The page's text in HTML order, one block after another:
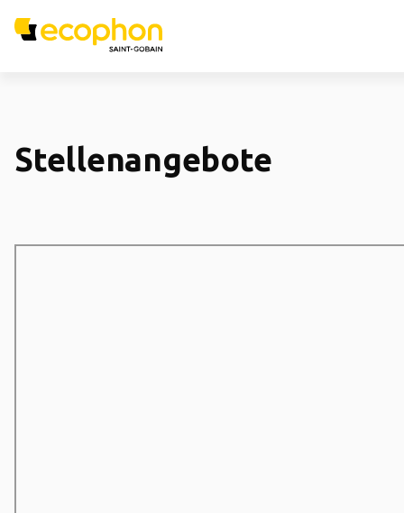
Stellenangebote